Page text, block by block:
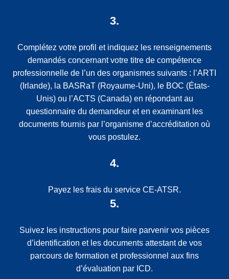
3.
Complétez votre profil et indiquez les renseignements
demandés concernant votre titre de compétence
professionnelle de l’un des organismes suivants : l’ARTI
(Irlande), la BASRaT (Royaume-Uni), le BOC (États-
Unis) ou l’ACTS (Canada) en répondant au
questionnaire du demandeur et en examinant les
documents fournis par l’organisme d’accréditation où
vous postulez.
4.
Payez les frais du service CE-ATSR.
5.
Suivez les instructions pour faire parvenir vos pièces
d’identification et les documents attestant de vos
parcours de formation et professionnel aux fins
d’évaluation par ICD.